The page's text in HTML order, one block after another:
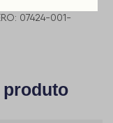
07424-001-